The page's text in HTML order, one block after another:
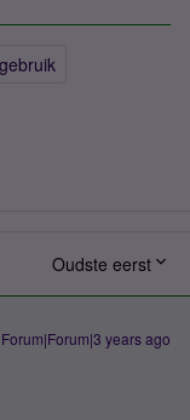
Oudste eerst
Forum|Forum|3 years ago